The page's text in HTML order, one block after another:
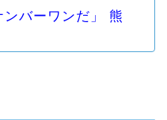
バーワンだ」 熊